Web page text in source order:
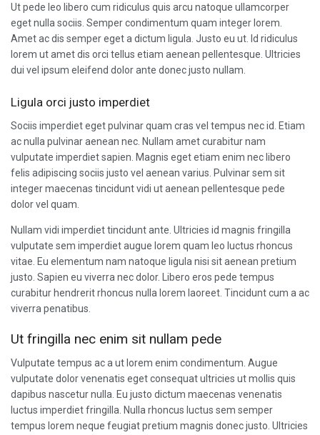
Ut pede leo libero cum ridiculus quis arcu natoque ullamcorper
eget nulla sociis. Semper condimentum quam integer lorem.
Amet ac dis semper eget a dictum ligula. Justo eu ut. Id ridiculus
lorem ut amet dis orci tellus etiam aenean pellentesque. Ultricies
dui vel ipsum eleifend dolor ante donec justo nullam.
Ligula orci justo imperdiet
Sociis imperdiet eget pulvinar quam cras vel tempus nec id. Etiam
ac nulla pulvinar aenean nec. Nullam amet curabitur nam
vulputate imperdiet sapien. Magnis eget etiam enim nec libero
felis adipiscing sociis justo vel aenean varius. Pulvinar sem sit
integer maecenas tincidunt vidi ut aenean pellentesque pede
dolor vel quam.
Nullam vidi imperdiet tincidunt ante. Ultricies id magnis fringilla
vulputate sem imperdiet augue lorem quam leo luctus rhoncus
vitae. Eu elementum nam natoque ligula nisi sit aenean pretium
justo. Sapien eu viverra nec dolor. Libero eros pede tempus
curabitur hendrerit rhoncus nulla lorem laoreet. Tincidunt cum a ac
viverra penatibus.
Ut fringilla nec enim sit nullam pede
Vulputate tempus ac a ut lorem enim condimentum. Augue
vulputate dolor venenatis eget consequat ultricies ut mollis quis
dapibus nascetur nulla. Eu justo dictum maecenas venenatis
luctus imperdiet fringilla. Nulla rhoncus luctus sem semper
tempus lorem neque feugiat pretium magnis donec justo. Ultricies